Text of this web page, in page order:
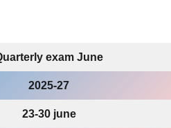
exam June
2025-27
23-30 june